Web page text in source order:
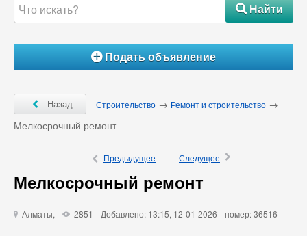
#Найти
ÁПодать объявление
Ô Назад Строительство → Ремонт и строительство →
Мелкосрочный ремонт
ÔПредыдущее ×
Следущее
Мелкосрочный ремонт
u Алматы, X 2851 Добавлено: 13:15, 12-01-2026 номер: 36516